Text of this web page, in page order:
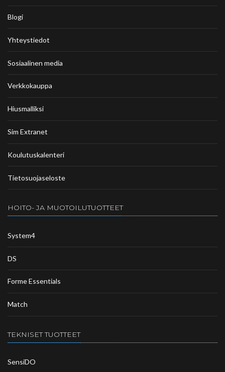
Blogi
Yhteystiedot
Sosiaalinen media
Verkkokauppa
Hiusmalliksi
Sim Extranet
Koulutuskalenteri
Tietosuojaseloste
HOITO- JA MUOTOILUTUOTTEET
System4
DS
Forme Essentials
Match
TEKNISET TUOTTEET
SensiDO